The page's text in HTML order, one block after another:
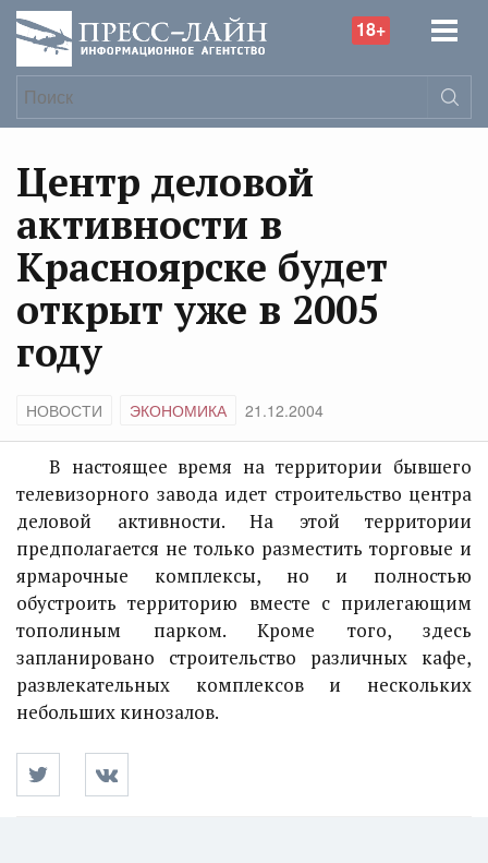
18+
Центр деловой
активности в
Красноярске будет
открыт уже в 2005
году
НОВОСТИ ЭКОНОМИКА 21.12.2004
В настоящее время на территории бывшего
телевизорного завода идет строительство центра
деловой активности. На этой территории
предполагается не только разместить торговые и
ярмарочные комплексы, но и полностью
обустроить территорию вместе с прилегающим
тополиным парком. Кроме того, здесь
запланировано строительство различных кафе,
развлекательных комплексов и нескольких
небольших кинозалов.